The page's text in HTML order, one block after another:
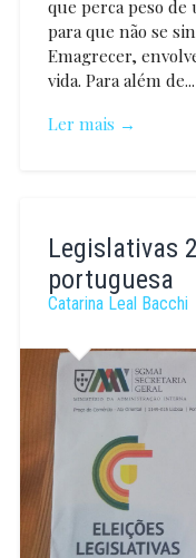
que perca peso
para que não se
Emagrecer,
vida. Para além de...
Ler mais →
Jardim
Legislativas
portuguesa
Catarina Leal Bacchi